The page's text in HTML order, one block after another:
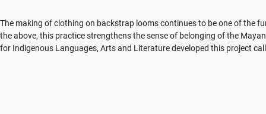
The making of clothing on backstrap looms continues to be one of the
the above, this practice strengthens the sense of belonging of the
for Indigenous Languages, Arts and Literature developed this project